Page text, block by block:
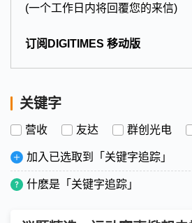
(一个工作日内将回覆您的来信)
订阅DIGITIMES 移动版
关键字
营收 友达 群创光电
加入已选取到「关键字追踪」
什麽是「关键字追踪」